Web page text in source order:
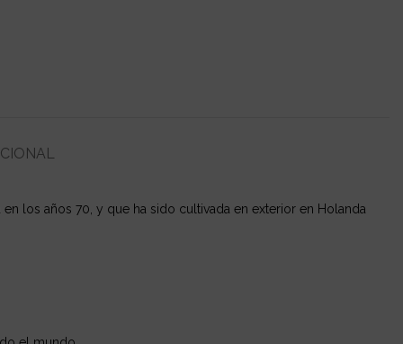
los años 70, y que ha sido cultivada en exterior en Holanda